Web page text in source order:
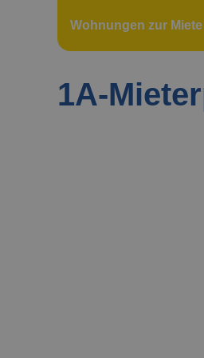
Wohnungen zur Miete
1A-